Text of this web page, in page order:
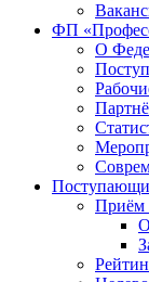
ФП
О
Приём